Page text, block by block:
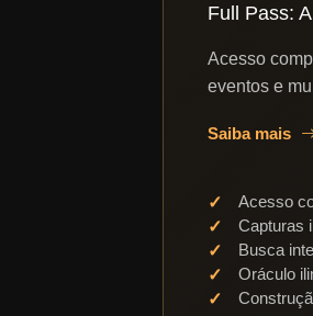
Full Pass:
Acesso
eventos e
Saiba mais
Acesso
Capturas
Busca
Oráculo